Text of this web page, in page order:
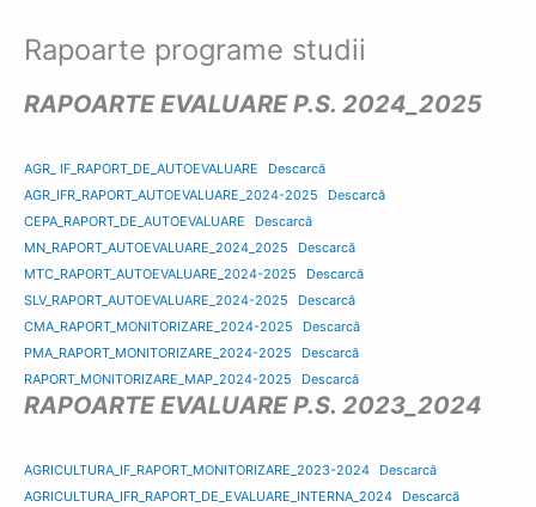
Rapoarte programe studii
RAPOARTE EVALUARE P.S. 2024_2025
AGR_ IF_RAPORT_DE_AUTOEVALUARE
Descarcă
AGR_IFR_RAPORT_AUTOEVALUARE_2024-2025
Descarcă
CEPA_RAPORT_DE_AUTOEVALUARE
Descarcă
MN_RAPORT_AUTOEVALUARE_2024_2025
Descarcă
MTC_RAPORT_AUTOEVALUARE_2024-2025
Descarcă
SLV_RAPORT_AUTOEVALUARE_2024-2025
Descarcă
CMA_RAPORT_MONITORIZARE_2024-2025
Descarcă
PMA_RAPORT_MONITORIZARE_2024-2025
Descarcă
RAPORT_MONITORIZARE_MAP_2024-2025
Descarcă
RAPOARTE EVALUARE P.S. 2023_2024
AGRICULTURA_IF_RAPORT_MONITORIZARE_2023-2024
Descarcă
AGRICULTURA_IFR_RAPORT_DE_EVALUARE_INTERNA_2024
Descarcă